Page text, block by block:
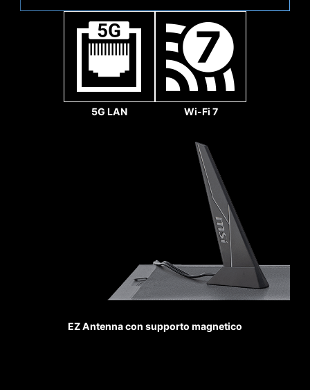
Sys Fan
Pump Fan
5G LAN Wi-Fi 7
EZ Antenna con supporto magnetico
1x
32
Gbps
Rinforzato,
Connessioni saldate pesanti
Gli slot MSI PCI Express
Steel Armor sono fissati
alla scheda madre con
punti di saldatura
aggiuntivi e supportano il
peso di schede grafiche
vantaggio nei giochi